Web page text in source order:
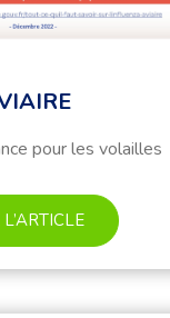
pour les volailles